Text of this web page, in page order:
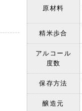
原材料
精米歩合
アルコール
度数
保存方法
醸造元